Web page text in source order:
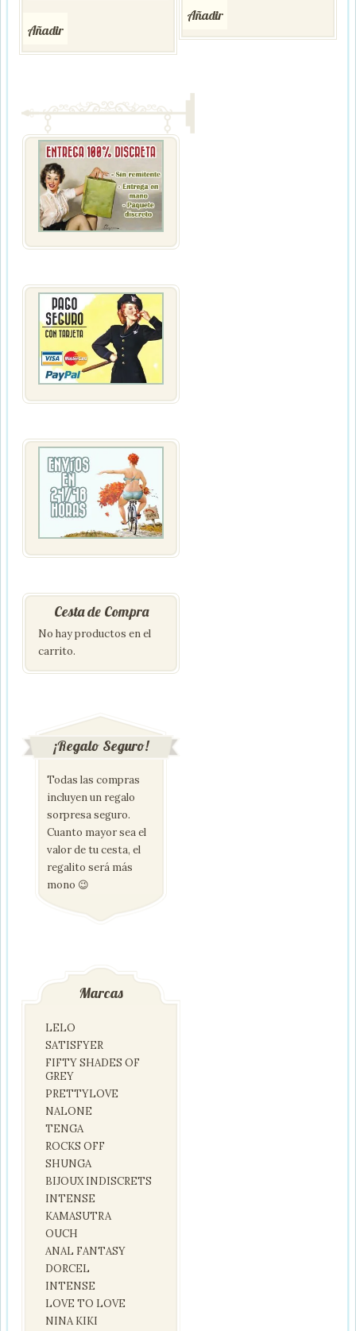
Añadir
Añadir
Cesta de Compra
No hay productos en el
carrito.
¡Regalo Seguro!
Todas las compras
incluyen un regalo
sorpresa seguro.
Cuanto mayor sea el
valor de tu cesta, el
regalito será más
mono 😉
Marcas
LELO
SATISFYER
FIFTY SHADES OF
GREY
PRETTYLOVE
NALONE
TENGA
ROCKS OFF
SHUNGA
BIJOUX INDISCRETS
INTENSE
KAMASUTRA
OUCH
ANAL FANTASY
DORCEL
INTENSE
LOVE TO LOVE
NINA KIKI